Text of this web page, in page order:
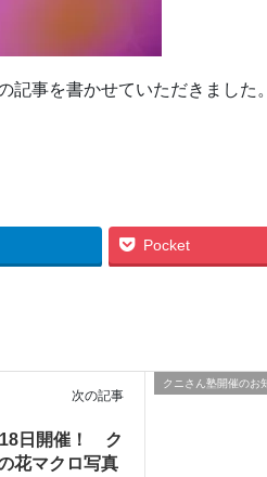
記事を書かせていただきました。
Pocket
クニさん塾開催のお
次の記事
18日開催！ ク
花マクロ写真